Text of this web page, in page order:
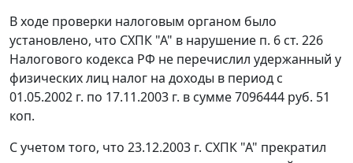
В ходе проверки налоговым органом было
установлено, что СХПК "А" в нарушение п. 6 ст. 226
Налогового кодекса РФ не перечислил удержанный у
физических лиц налог на доходы в период с
01.05.2002 г. по 17.11.2003 г. в сумме 7096444 руб. 51
коп.
С учетом того, что 23.12.2003 г. СХПК "А" прекратил